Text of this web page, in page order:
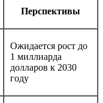
Перспективы
Ожидается рост до
1 миллиарда
долларов к 2030
году